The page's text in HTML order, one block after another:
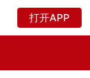
打开APP